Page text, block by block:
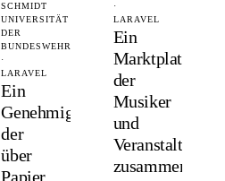
SCHMIDT
UNIVERSITÄT
DER
BUNDESWEHR
·
LARAVEL
Ein
Genehmigungsprozess,
der
über
Papier
·
LARAVEL
Ein
Marktplatz,
der
Musiker
und
Veranstalter